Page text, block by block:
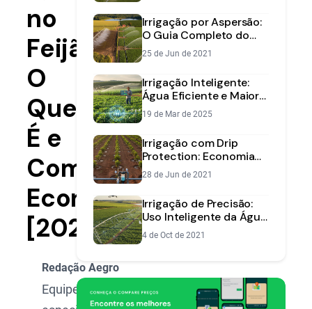
no
Feijão:
O
Que
É e
Como
Economizar
[2025]
Redação Aegro
Equipe de
Irrigação por Aspersão:
O Guia Completo do
Convencional ao Pivô
Central
25 de Jun de 2021
Irrigação Inteligente:
Água Eficiente e Maior
Produtividade
19 de Mar de 2025
Irrigação com Drip
Protection: Economia
de Água e Aplicação
Precisa de Insumos
28 de Jun de 2021
Irrigação de Precisão:
Uso Inteligente da Água
e Maior Produtividade
4 de Oct de 2021